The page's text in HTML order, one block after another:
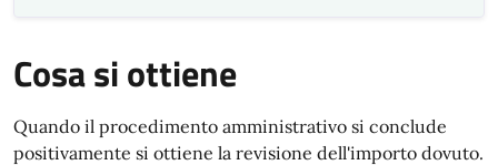
Cosa si ottiene
Quando il procedimento amministrativo si conclude
positivamente si ottiene la revisione dell'importo dovuto.